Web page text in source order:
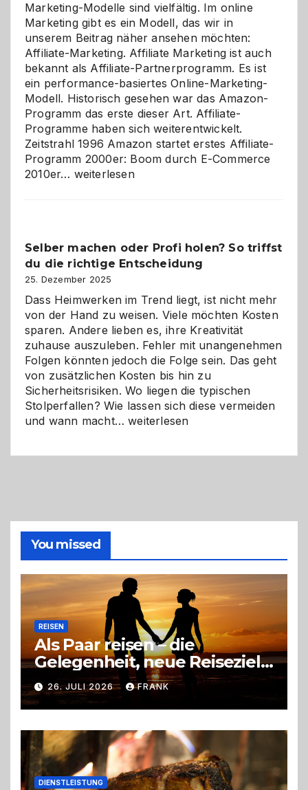
Marketing-Modelle sind vielfältig. Im online
Marketing gibt es ein Modell, das wir in
unserem Beitrag näher ansehen möchten:
Affiliate-Marketing. Affiliate Marketing ist auch
bekannt als Affiliate-Partnerprogramm. Es ist
ein performance-basiertes Online-Marketing-
Modell. Historisch gesehen war das Amazon-
Programm das erste dieser Art. Affiliate-
Programme haben sich weiterentwickelt.
Zeitstrahl 1996 Amazon startet erstes Affiliate-
Programm 2000er: Boom durch E-Commerce
2010er… Affiliate-
Herausforderungen
und
Zukunft
weiterlesen
Selber machen oder Profi holen? So triffst
du die richtige Entscheidung
25. Dezember 2025
Dass Heimwerken im Trend liegt, ist nicht mehr
von der Hand zu weisen. Viele möchten Kosten
sparen. Andere lieben es, ihre Kreativität
zuhause auszuleben. Fehler mit unangenehmen
Folgen könnten jedoch die Folge sein. Das geht
von zusätzlichen Kosten bis hin zu
Sicherheitsrisiken. Wo liegen die typischen
Stolperfallen? Wie lassen sich diese vermeiden
und wann macht…Selber
richtige
Entscheidung
weiterlesen
You missed
REISEN
Als Paar reisen – die
Gelegenheit, neue Reiseziele
zu entdecken
26. JULI 2026 FRANK
DIENSTLEISTUNG